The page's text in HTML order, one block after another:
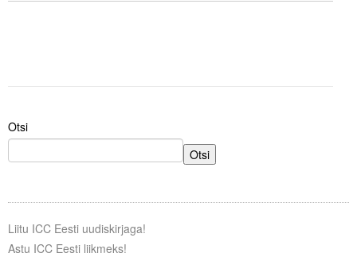
Otsi
Otsi
Liitu ICC Eesti uudiskirjaga!
Astu ICC Eesti liikmeks!